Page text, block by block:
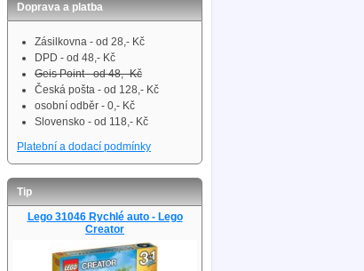
Doprava a platba
Zásilkovna - od 28,- Kč
DPD - od 48,- Kč
Geis Point - od 48,- Kč
Česká pošta - od 128,- Kč
osobní odběr - 0,- Kč
Slovensko - od 118,- Kč
Platební a dodací podmínky
Tip
Lego 31046 Rychlé auto - Lego
Creator